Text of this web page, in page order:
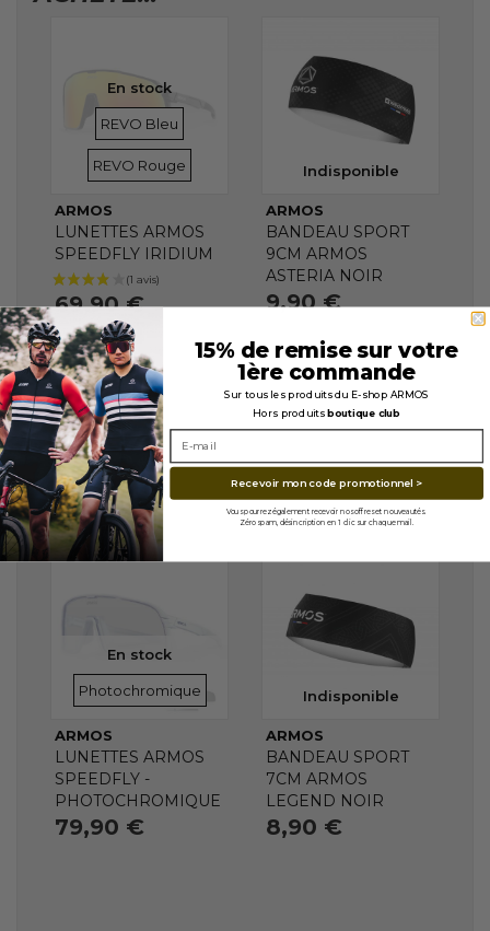
En stock
VERRES
REVO Bleu
VERRES
REVO Rouge
ARMOS
LUNETTES ARMOS
SPEEDFLY IRIDIUM
69,90 €
Indisponible
ARMOS
BANDEAU SPORT
9CM ARMOS
ASTERIA NOIR
9,90 €
En stock
VERRES
Photochromique
ARMOS
LUNETTES ARMOS
SPEEDFLY -
PHOTOCHROMIQUE
79,90 €
Indisponible
ARMOS
BANDEAU SPORT
7CM ARMOS
LEGEND NOIR
8,90 €
15% de remise sur votre
1ère commande
Sur tous les produits du E-shop ARMOS
Hors produitsboutique club
Recevoir mon code promotionnel >
Vous pourrez également recevoir nos offres et nouveautés.
Zéro spam, désincription en 1 clic sur chaque mail.